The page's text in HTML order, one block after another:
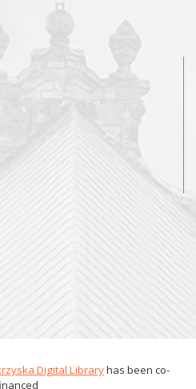
Digital Libraryhas been co-